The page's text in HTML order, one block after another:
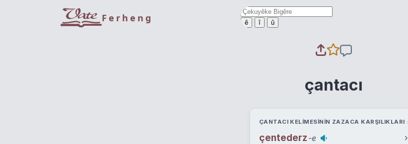
Ferheng ê î û
çantacı
ÇANTACI KELIMESININ ZAZACA KARŞILIKLARI
çentederz -e ›